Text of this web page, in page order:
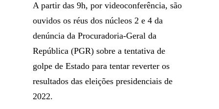
A partir das 9h, por videoconferência, são
ouvidos os réus dos núcleos 2 e 4 da
denúncia da Procuradoria-Geral da
República (PGR) sobre a tentativa de
golpe de Estado para tentar reverter os
resultados das eleições presidenciais de
2022.